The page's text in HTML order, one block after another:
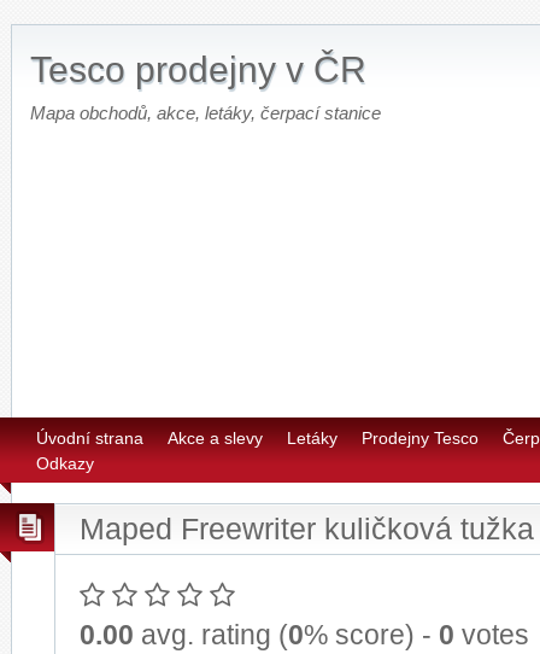
Tesco prodejny v ČR
Mapa obchodů, akce, letáky, čerpací stanice
Úvodní strana Akce a slevy Letáky Prodejny Tesco
Odkazy
Maped Freewriter kuličková
0.00 avg. rating (0% score) - 0 votes